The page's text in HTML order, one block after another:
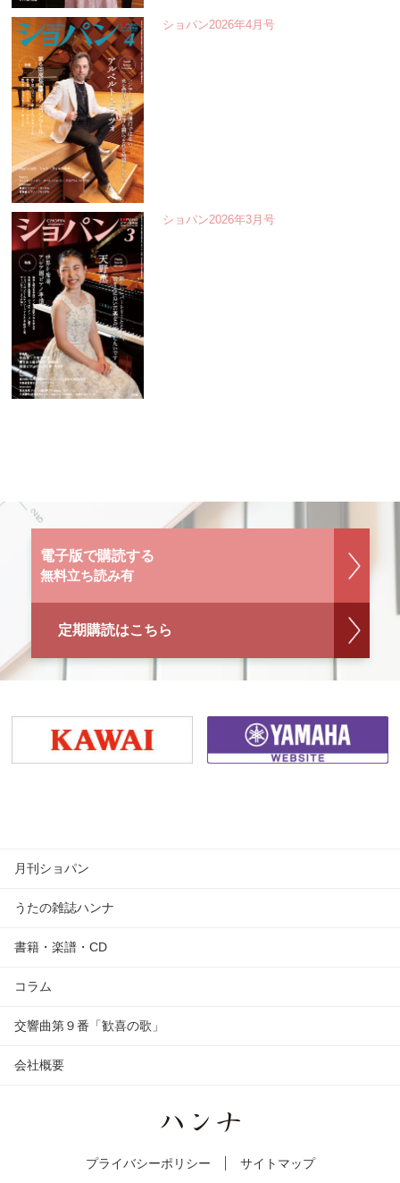
ショパン2026年4月号
ショパン2026年3月号
電子版で購読する
無料立ち読み有
定期購読はこちら
月刊ショパン
うたの雑誌ハンナ
書籍・楽譜・CD
コラム
交響曲第９番「歓喜の歌」
会社概要
プライバシーポリシー サイトマップ